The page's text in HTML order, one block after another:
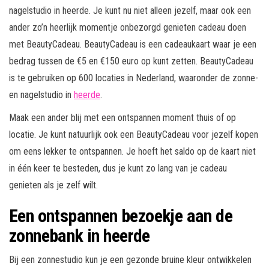
nagelstudio in heerde. Je kunt nu niet alleen jezelf, maar ook een
ander zo’n heerlijk momentje onbezorgd genieten cadeau doen
met BeautyCadeau. BeautyCadeau is een cadeaukaart waar je een
bedrag tussen de €5 en €150 euro op kunt zetten. BeautyCadeau
is te gebruiken op 600 locaties in Nederland, waaronder de zonne-
en nagelstudio in heerde.
Maak een ander blij met een ontspannen moment thuis of op
locatie. Je kunt natuurlijk ook een BeautyCadeau voor jezelf kopen
om eens lekker te ontspannen. Je hoeft het saldo op de kaart niet
in één keer te besteden, dus je kunt zo lang van je cadeau
genieten als je zelf wilt.
Een ontspannen bezoekje aan de
zonnebank in heerde
Bij een zonnestudio kun je een gezonde bruine kleur ontwikkelen